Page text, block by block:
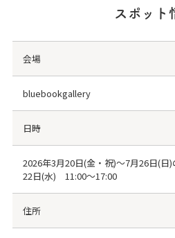
スポット
会場
bluebookgallery
日時
2026年3月20日(金・祝)〜7月26日(日)
22日(水) 11:00〜17:00
住所